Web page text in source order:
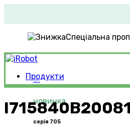
Спеціальна
Продукти
новинка
серія 705